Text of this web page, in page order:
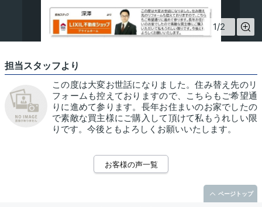
1/2
担当スタッフより
この度は大変お世話になりました。住み替え先のリ
フォームも控えておりますので、こちらもご希望通
りに進めて参ります。長年お住まいのお家でしたの
で素敵な買主様にご購入して頂けて私もうれしい限
りです。今後ともよろしくお願いいたします。
お客様の声一覧
ページトップ